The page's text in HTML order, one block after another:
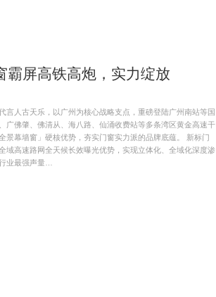
霸屏高铁高炮，实力绽放
言人古天乐，以广州为核心战略支点，重磅登陆广州南站等国
广佛肇、佛清从、海八路、仙涌收费站等多条湾区黄金高速干
景幕墙窗」硬核优势，夯实门窗实力派的品牌底蕴。 新标门
域高速路网全天候长效曝光优势，实现立体化、全域化深度渗
业最强声量…